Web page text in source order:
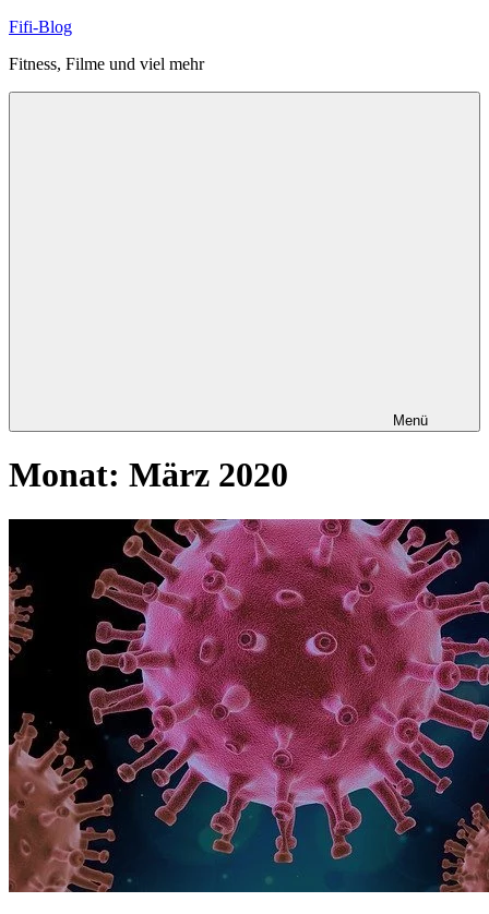
Zum
springen
Fifi-Blog
Fitness, Filme und viel mehr
Menü
Monat: März 2020